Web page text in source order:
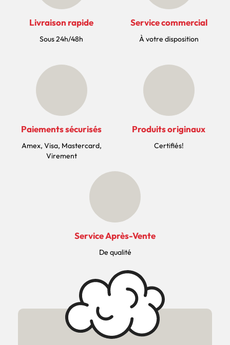
Livraison rapide
Sous 24h/48h
Service commercial
À votre disposition
Paiements sécurisés
Amex, Visa, Mastercard,
Virement
Produits originaux
Certifiés!
Service Après-Vente
De qualité